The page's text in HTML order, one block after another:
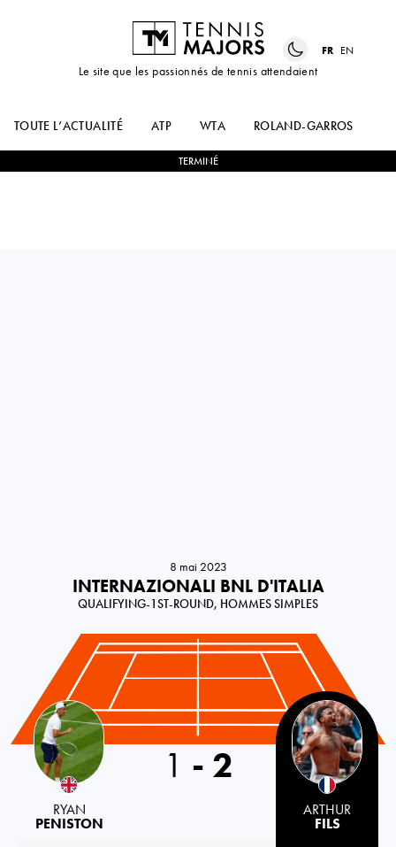
Le site que les passionnés de tennis attendaient
FR EN
TOUTE L’ACTUALITÉ ATP WTA ROLAND-GARROS
TERMINÉ
8 mai 2023
INTERNAZIONALI BNL D'ITALIA
QUALIFYING-1ST-ROUND, HOMMES SIMPLES
Great Britain
RYAN
PENISTON
1 - 2
ARTHUR
FILS